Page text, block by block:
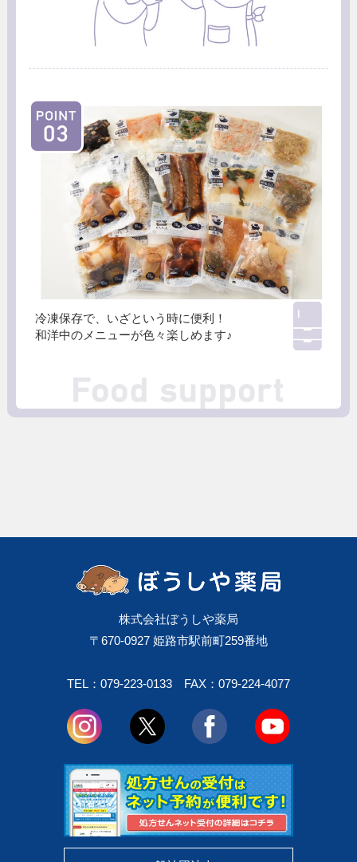
冷凍保存で、 いざという時に便利！
和洋中のメニューが色々楽しめます♪
株式会社ぼうしや薬局
〒670-0927 姫路市駅前町259番地
TEL：079-223-0133 FAX：079-224-4077